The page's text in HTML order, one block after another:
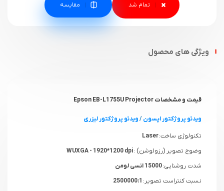
مقایسه
ویژگی های محصول
قیمت و مشخصات Epson EB-L1755U Projector
ویدئو پروژکتور اپسون/ویدئو پروژکتور لیزری
تکنولوژی ساخت:Laser
وضوح تصویر (رزولوشن) :
شدت روشنایی:15000 انسی لومن
نسبت کنتراست تصویر: